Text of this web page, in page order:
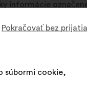
informácie
aktuálne a
mailom na
Pokračovať bez prijatia
súbormi cookie,